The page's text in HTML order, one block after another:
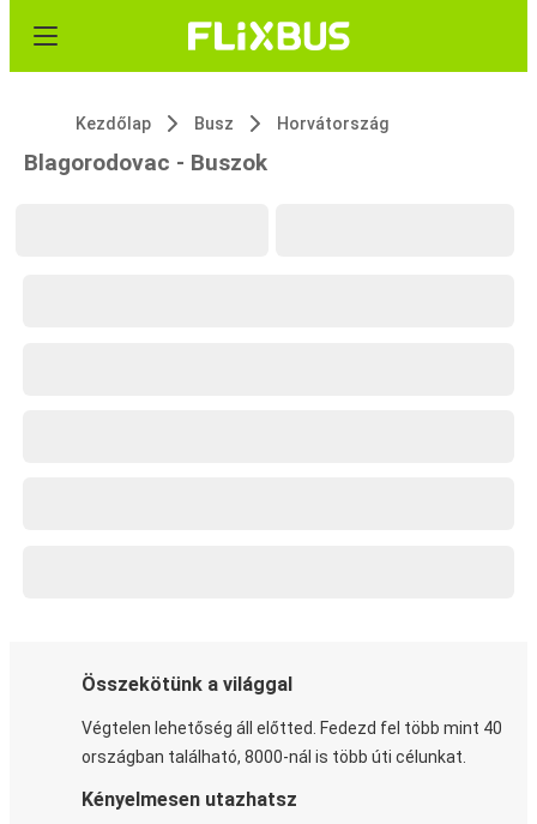
Kezdőlap Busz Horvátország
Blagorodovac - Buszok
Összekötünk a világgal
Végtelen lehetőség áll előtted. Fedezd fel több mint 40
országban található, 8000-nál is több úti célunkat.
Kényelmesen utazhatsz